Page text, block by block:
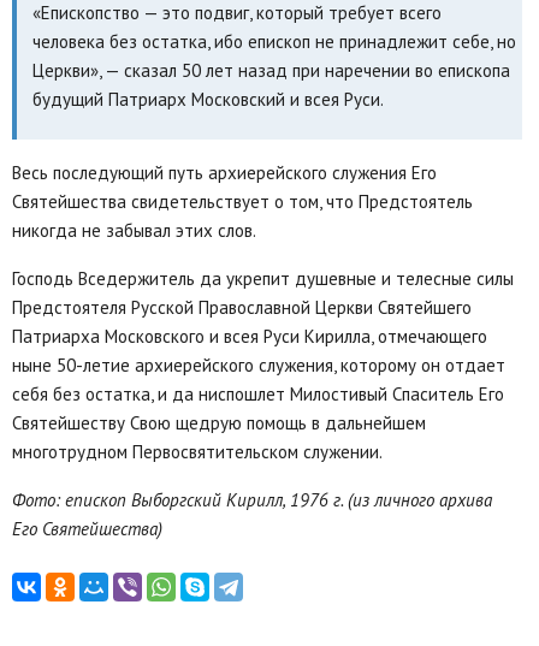
«Епископство — это подвиг, который требует всего
человека без остатка, ибо епископ не принадлежит себе, но
Церкви», — сказал 50 лет назад при наречении во епископа
будущий Патриарх Московский и всея Руси.
Весь последующий путь архиерейского служения Его
Святейшества свидетельствует о том, что Предстоятель
никогда не забывал этих слов.
Господь Вседержитель да укрепит душевные и телесные силы
Предстоятеля Русской Православной Церкви Святейшего
Патриарха Московского и всея Руси Кирилла, отмечающего
ныне 50-летие архиерейского служения, которому он отдает
себя без остатка, и да ниспошлет Милостивый Спаситель Его
Святейшеству Свою щедрую помощь в дальнейшем
многотрудном Первосвятительском служении.
Фото: епископ Выборгский Кирилл, 1976 г. (из личного архива
Его Святейшества)